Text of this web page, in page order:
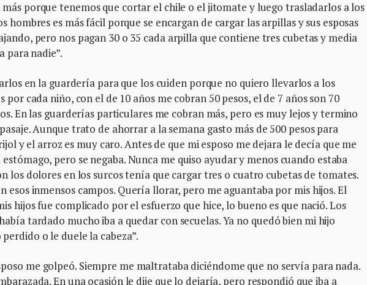
porque tenemos que cortar el chile o el jitomate y luego trasladarlos a los
es más fácil porque se encargan de cargar las arpillas y sus esposas
pero nos pagan 30 o 35 cada arpilla que contiene tres cubetas y media
para nadie”.
en la guardería para que los cuiden porque no quiero llevarlos a los
por cada niño, con el de 10 años me cobran 50 pesos, el de 7 años son 70
En las guarderías particulares me cobran más, pero es muy lejos y termino
Aunque trato de ahorrar a la semana gasto más de 500 pesos para
y el arroz es muy caro. Antes de que mi esposo me dejara le decía que me
pero se negaba. Nunca me quiso ayudar y menos cuando estaba
los dolores en los surcos tenía que cargar tres o cuatro cubetas de tomates.
esos inmensos campos. Quería llorar, pero me aguantaba por mis hijos. El
hijos fue complicado por el esfuerzo que hice, lo bueno es que nació. Los
tardado mucho iba a quedar con secuelas. Ya no quedó bien mi hijo
o le duele la cabeza”.
me golpeó. Siempre me maltrataba diciéndome que no servía para nada.
En una ocasión le dije que lo dejaría, pero respondió que iba a